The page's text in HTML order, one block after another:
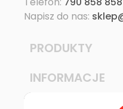
Napisz do nas:
PRODUKTY
INFORMACJE